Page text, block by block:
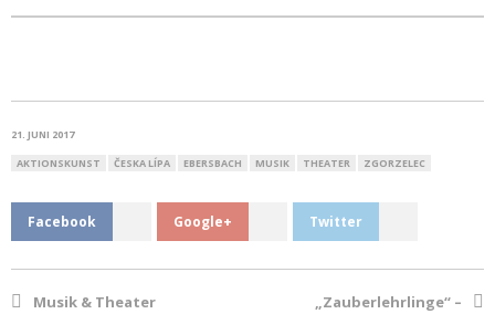
21. JUNI 2017
AKTIONSKUNST
ČESKA LÍPA EBERSBACH MUSIK THEATER ZGORZELEC
Facebook Google+ Twitter
Musik & Theater
„Zauberlehrlinge“ –